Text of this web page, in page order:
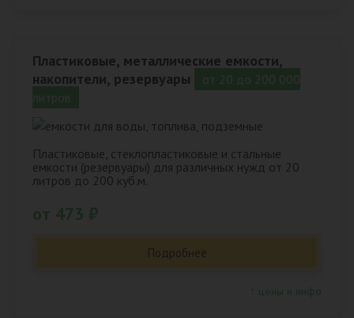
Пластиковые, металлические емкости,
накопители, резервуары
Пластиковые, стеклопластиковые и стальные
емкости (резервуары) для различных нужд от 20
литров до 200 куб.м.
Подробнее